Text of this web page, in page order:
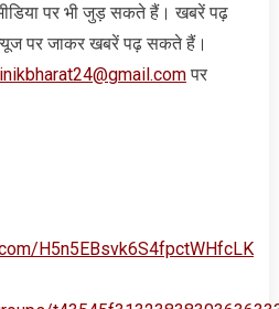
पर भी जुड़ सकते हैं। खबरें पढ़
पर जाकर खबरें पढ़ सकते हैं।
पर
H5n5EBsvk6S4fpctWHfcLK